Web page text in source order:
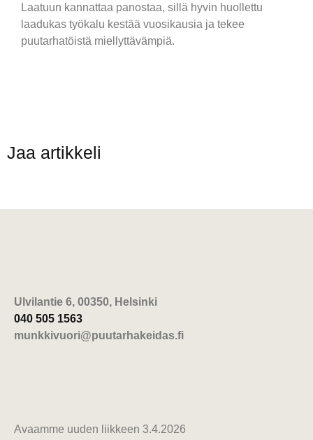
Laatuun kannattaa panostaa, sillä hyvin huollettu
laadukas työkalu kestää vuosikausia ja tekee
puutarhatöistä miellyttävämpiä.
Jaa artikkeli
Ulvilantie 6, 00350, Helsinki
040 505 1563
munkkivuori@puutarhakeidas.fi
Avaamme uuden liikkeen 3.4.2026